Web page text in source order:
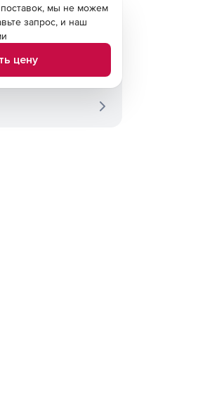
мы не можем
запрос, и наш
цену